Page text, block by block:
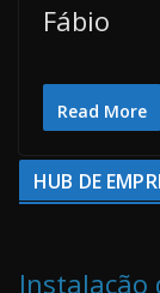
Fábio
Read More
HUB DE
Instalação